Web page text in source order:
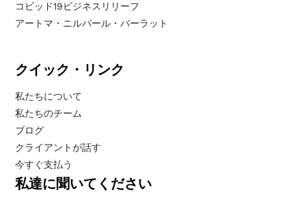
コビッド19ビジネスリリーフ
アートマ・ニルバール・バーラット
クイック・リンク
私たちについて
私たちのチーム
ブログ
クライアントが話す
今すぐ支払う
私達に聞いてください